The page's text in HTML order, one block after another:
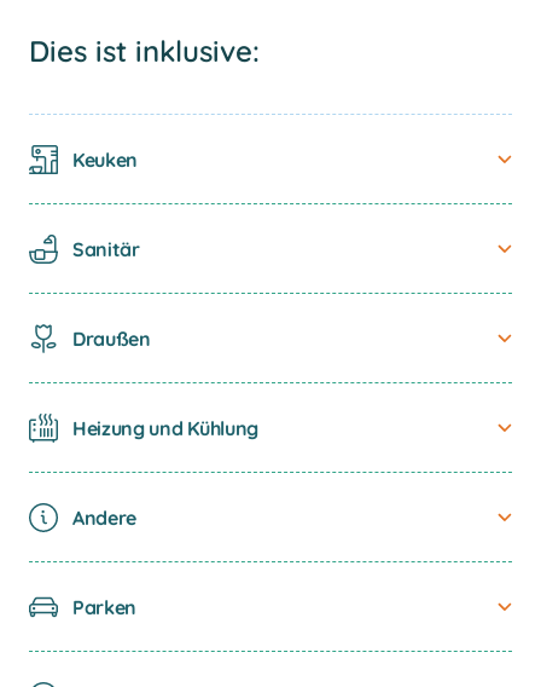
Dies ist inklusive:
Keuken
Sanitär
Draußen
Heizung und Kühlung
Andere
Parken
Eikenbos